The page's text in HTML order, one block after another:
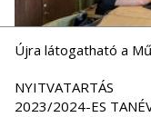
Újra látogatható a
NYITVATARTÁS
2023/2024-ES